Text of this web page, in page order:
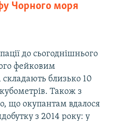
Чорного моря
до сьогоднішнього
фейковим
близько 10
Також з
що окупантам вдалося
з 2014 року: у